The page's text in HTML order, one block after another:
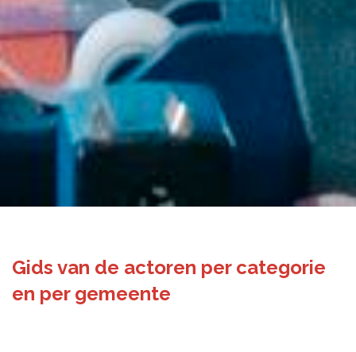
Gids van de actoren per categorie
en per gemeente